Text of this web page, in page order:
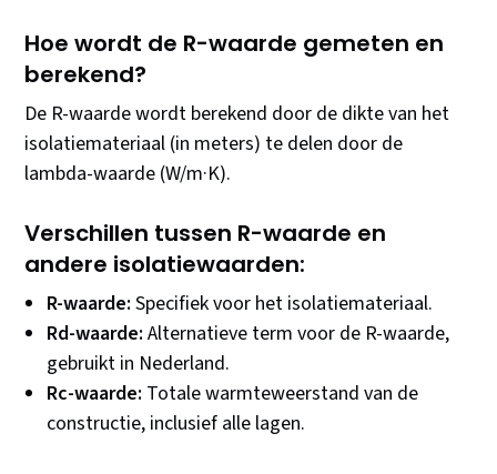
Hoe wordt de R-waarde gemeten en
berekend?
De R-waarde wordt berekend door de dikte van het
isolatiemateriaal (in meters) te delen door de
lambda-waarde (W/m·K).
Verschillen tussen R-waarde en
andere isolatiewaarden:
R-waarde: Specifiek voor het isolatiemateriaal.
Rd-waarde: Alternatieve term voor de R-waarde,
gebruikt in Nederland.
Rc-waarde: Totale warmteweerstand van de
constructie, inclusief alle lagen.